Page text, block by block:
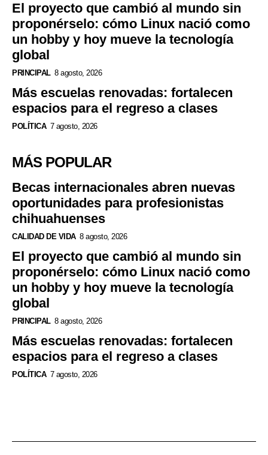
El proyecto que cambió al mundo sin
proponérselo: cómo Linux nació como
un hobby y hoy mueve la tecnología
global
PRINCIPAL 8 agosto, 2026
Más escuelas renovadas: fortalecen
espacios para el regreso a clases
POLÍTICA 7 agosto, 2026
MÁS POPULAR
Becas internacionales abren nuevas
oportunidades para profesionistas
chihuahuenses
CALIDAD DE VIDA 8 agosto, 2026
El proyecto que cambió al mundo sin
proponérselo: cómo Linux nació como
un hobby y hoy mueve la tecnología
global
PRINCIPAL 8 agosto, 2026
Más escuelas renovadas: fortalecen
espacios para el regreso a clases
POLÍTICA 7 agosto, 2026